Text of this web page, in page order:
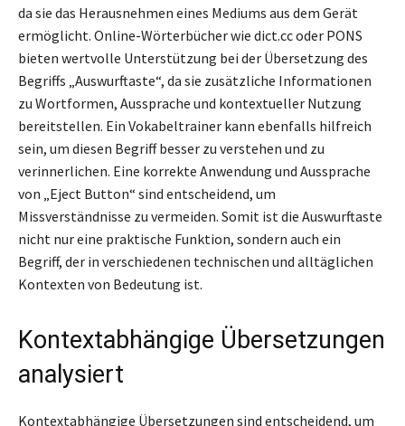
da sie das Herausnehmen eines Mediums aus dem Gerät
ermöglicht. Online-Wörterbücher wie dict.cc oder PONS
bieten wertvolle Unterstützung bei der Übersetzung des
Begriffs „Auswurftaste“, da sie zusätzliche Informationen
zu Wortformen, Aussprache und kontextueller Nutzung
bereitstellen. Ein Vokabeltrainer kann ebenfalls hilfreich
sein, um diesen Begriff besser zu verstehen und zu
verinnerlichen. Eine korrekte Anwendung und Aussprache
von „Eject Button“ sind entscheidend, um
Missverständnisse zu vermeiden. Somit ist die Auswurftaste
nicht nur eine praktische Funktion, sondern auch ein
Begriff, der in verschiedenen technischen und alltäglichen
Kontexten von Bedeutung ist.
Kontextabhängige Übersetzungen
analysiert
Kontextabhängige Übersetzungen sind entscheidend, um